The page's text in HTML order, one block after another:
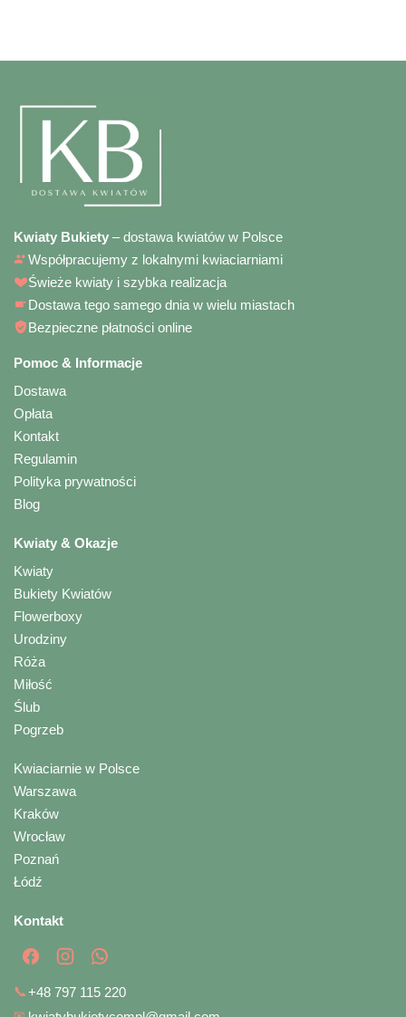
Kwiaty Bukiety – dostawa kwiatów w Polsce
Współpracujemy z lokalnymi kwiaciarniami
Świeże kwiaty i szybka realizacja
Dostawa tego samego dnia w wielu miastach
Bezpieczne płatności online
Pomoc & Informacje
Dostawa
Opłata
Kontakt
Regulamin
Polityka prywatności
Blog
Kwiaty & Okazje
Kwiaty
Bukiety Kwiatów
Flowerboxy
Urodziny
Róża
Miłość
Ślub
Pogrzeb
Kwiaciarnie w Polsce
Warszawa
Kraków
Wrocław
Poznań
Łódź
Kontakt
📞+48 797 115 220